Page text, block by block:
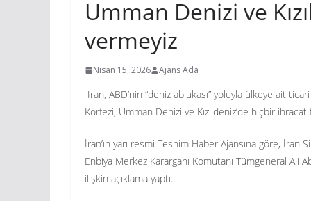
Umman Denizi ve
vermeyiz
Nisan 15, 2026 Ajans Ada
İran, ABD’nin “deniz ablukası” yoluyla ülkeye ait
Körfezi, Umman Denizi ve Kızıldeniz’de hiçbir
İran’ın yarı resmi Tesnim Haber Ajansına göre,
Enbiya Merkez Karargahı Komutanı Tümgeneral Ali
ilişkin açıklama yaptı.